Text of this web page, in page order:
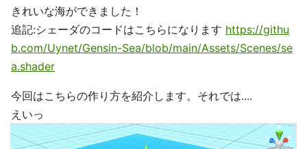
きれいな海ができました！
追記:シェーダのコードはこちらになります https://githu
b.com/Uynet/Gensin-Sea/blob/main/Assets/Scenes/se
a.shader
今回はこちらの作り方を紹介します。それでは....
えいっ